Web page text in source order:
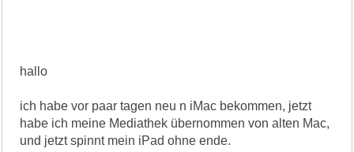
hallo
ich habe vor paar tagen neu n iMac bekommen, jetzt
habe ich meine Mediathek übernommen von alten Mac,
und jetzt spinnt mein iPad ohne ende.